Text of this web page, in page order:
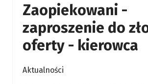
Zaopiekowani -
zaproszenie do
oferty - kierowca
Aktualności